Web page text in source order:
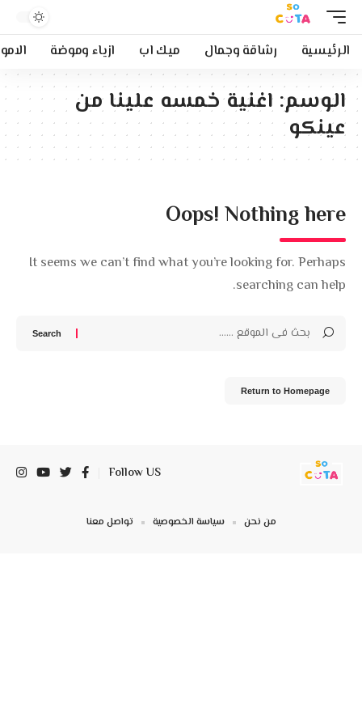
الرئيسية رشاقة وجمال ميك اب ازياء وموضة
الوسم: اغنية خمسه علينا من
عينكو
Oops! Nothing here
It seems we can’t find what you’re looking for. Perhaps
searching can help.
Return to Homepage
Follow US
من نحن سياسة الخصوصية تواصل معنا